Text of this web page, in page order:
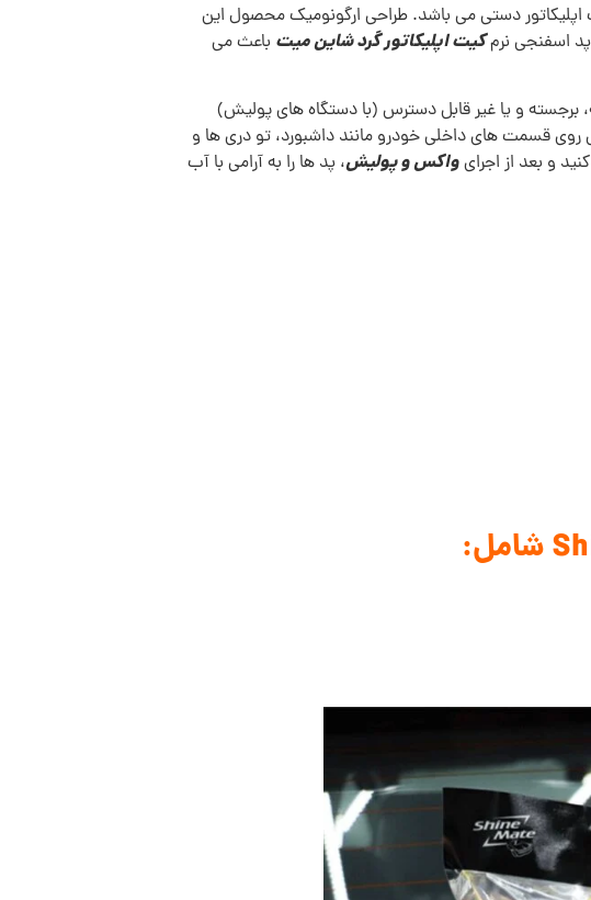
دستی می باشد. طراحی ارگونومیک محصول این
پد اسفنجی نرمکیت اپلیکاتور گرد شاین میت باعث می
برجسته و یا غیر قابل دسترس (با دستگاه های پولیش)
روی قسمت های داخلی خودرو مانند داشبورد، تو دری ها و
و بعد از اجرایواکس و پولیش، پد ها را به آرامی با آب